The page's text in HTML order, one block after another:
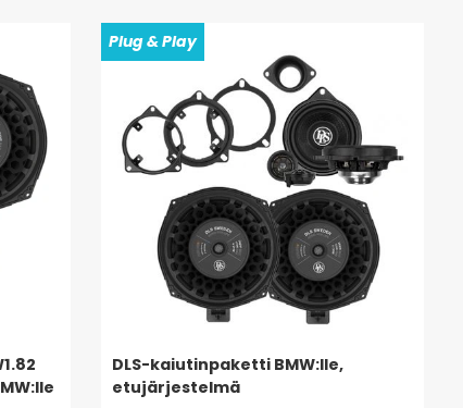
Plug & Play
DLS-kaiutinpaketti BMW:lle,
etujärjestelmä